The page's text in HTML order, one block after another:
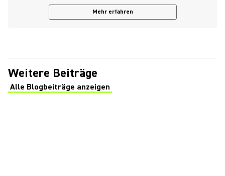
Mehr erfahren
Weitere Beiträge
Alle Blogbeiträge anzeigen
(Opens in a new tab)